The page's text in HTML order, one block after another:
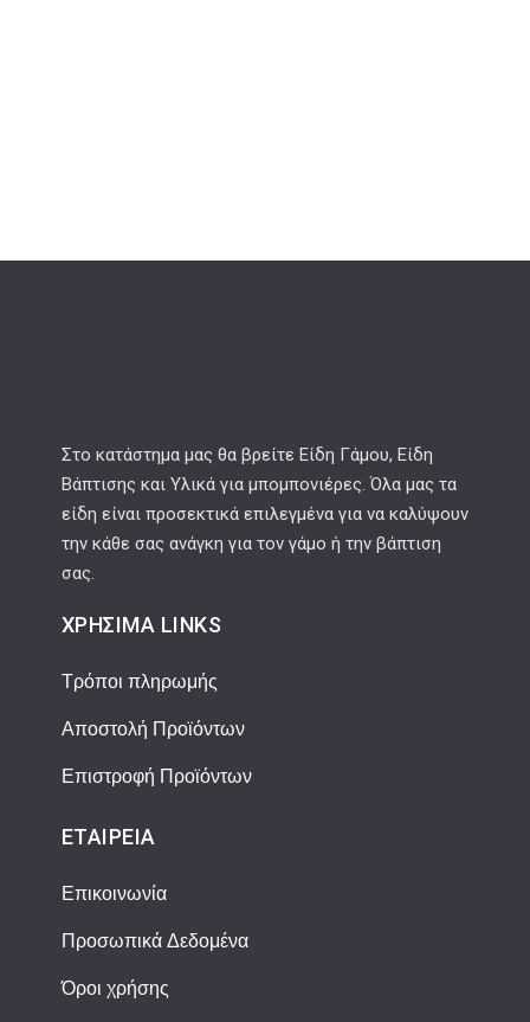
Στο κατάστημα μας θα βρείτε Είδη Γάμου, Είδη
Βάπτισης και Υλικά για μπομπονιέρες. Όλα μας τα
είδη είναι προσεκτικά επιλεγμένα για να καλύψουν
την κάθε σας ανάγκη για τον γάμο ή την βάπτιση
σας.
ΧΡΉΣΙΜΑ LINKS
Τρόποι πληρωμής
Αποστολή Προϊόντων
Επιστροφή Προϊόντων
ΕΤΑΙΡΕΊΑ
Επικοινωνία
Προσωπικά Δεδομένα
Όροι χρήσης